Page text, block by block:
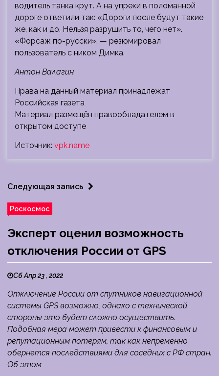
водитель танка крут. А на упреки в поломанной
дороге ответили так: «Дороги после будут такие
же, как и до. Нельзя разрушить то, чего нет».
«Форсаж по-русски», — резюмировал
пользователь с ником Димка.
Антон Валагин
Права на данный материал принадлежат
Российская газета
Материал размещён правообладателем в
открытом доступе
Источник: vpk.name
Следующая запись
Роскосмос
Эксперт оценил возможность
отключения России от GPS
Сб Апр 23 , 2022
Отключение России от спутников навигационной
системы GPS возможно, однако с технической
стороны это будет сложно осуществить.
Подобная мера может привести к финансовым и
репутационным потерям, так как непременно
обернется последствиями для соседних с РФ стран.
Об этом